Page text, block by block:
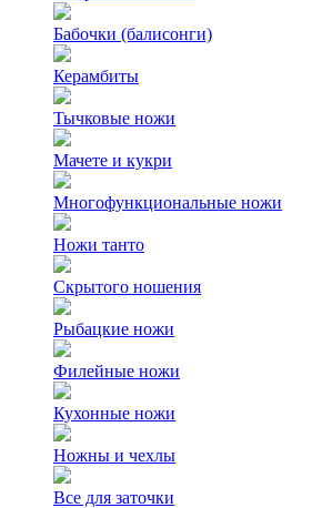
Бабочки (балисонги)
Керамбиты
Тычковые ножи
Мачете и кукри
Многофункциональные ножи
Ножи танто
Скрытого ношения
Рыбацкие ножи
Филейные ножи
Кухонные ножи
Ножны и чехлы
Все для заточки